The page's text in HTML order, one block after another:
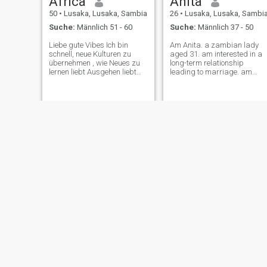
50 • Lusaka, Lusaka, Sambia
Suche: Männlich 51 - 60
Liebe gute Vibes Ich bin
schnell, neue Kulturen zu
übernehmen , wie Neues zu
lernen liebt Ausgehen liebt
26 • Lusaka, Lusaka, Sambia
Suche: Männlich 37 - 50
Am Anita. a zambian lady
aged 31. am interested in a
long-term relationship
leading to marriage. am